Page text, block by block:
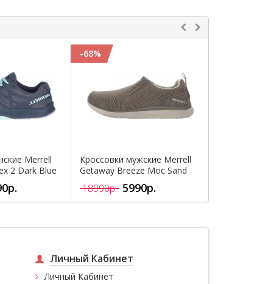
Merrell
2 Dark Blue
-68%
Кроссовки мужские Merrell
Getaway Breeze Moc Sand
18990р. 5990р.
Личный Кабинет
Личный Кабинет